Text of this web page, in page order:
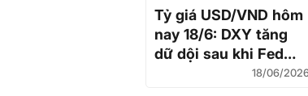
Tỷ giá USD/VND hôm
nay 18/6: DXY tăng
dữ dội sau khi Fed
giữ nguyên lãi suất
18/06/